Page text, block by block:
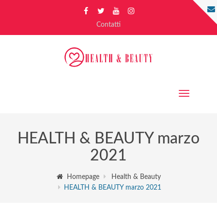
Contatti
Toggle
HEALTH & BEAUTY marzo
2021
Homepage
Health & Beauty
HEALTH & BEAUTY marzo 2021